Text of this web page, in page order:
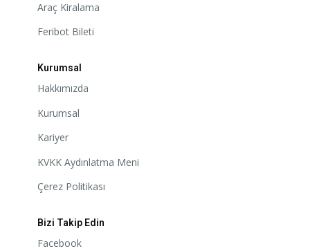
Araç Kiralama
Feribot Bileti
Kurumsal
Hakkımızda
Kurumsal
Kariyer
KVKK Aydınlatma Meni
Çerez Politikası
Bizi Takip Edin
Facebook